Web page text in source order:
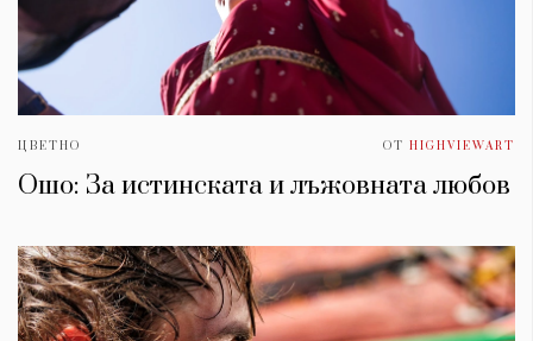
ЦВЕТНО ОТ HIGHVIEWART
Ошо: За истинската и лъжовната любов